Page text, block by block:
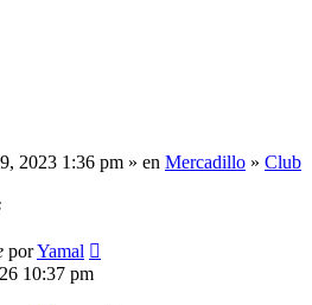
2023 1:36 pm » en Mercadillo » Club
porYamal
10:37 pm